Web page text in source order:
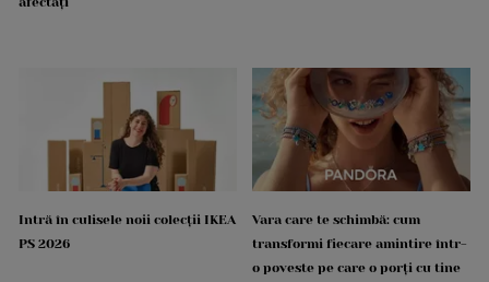
Intră în culisele noii colecții IKEA
PS 2026
Vara care te schimbă: cum
transformi fiecare amintire într-
o poveste pe care o porți cu tine